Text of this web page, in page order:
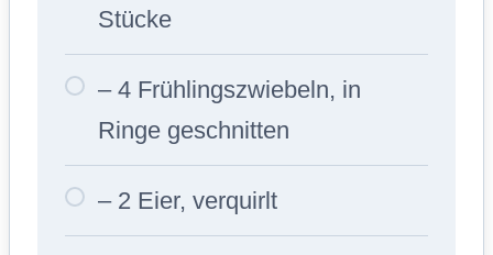
Stücke
– 4 Frühlingszwiebeln, in
Ringe geschnitten
– 2 Eier, verquirlt